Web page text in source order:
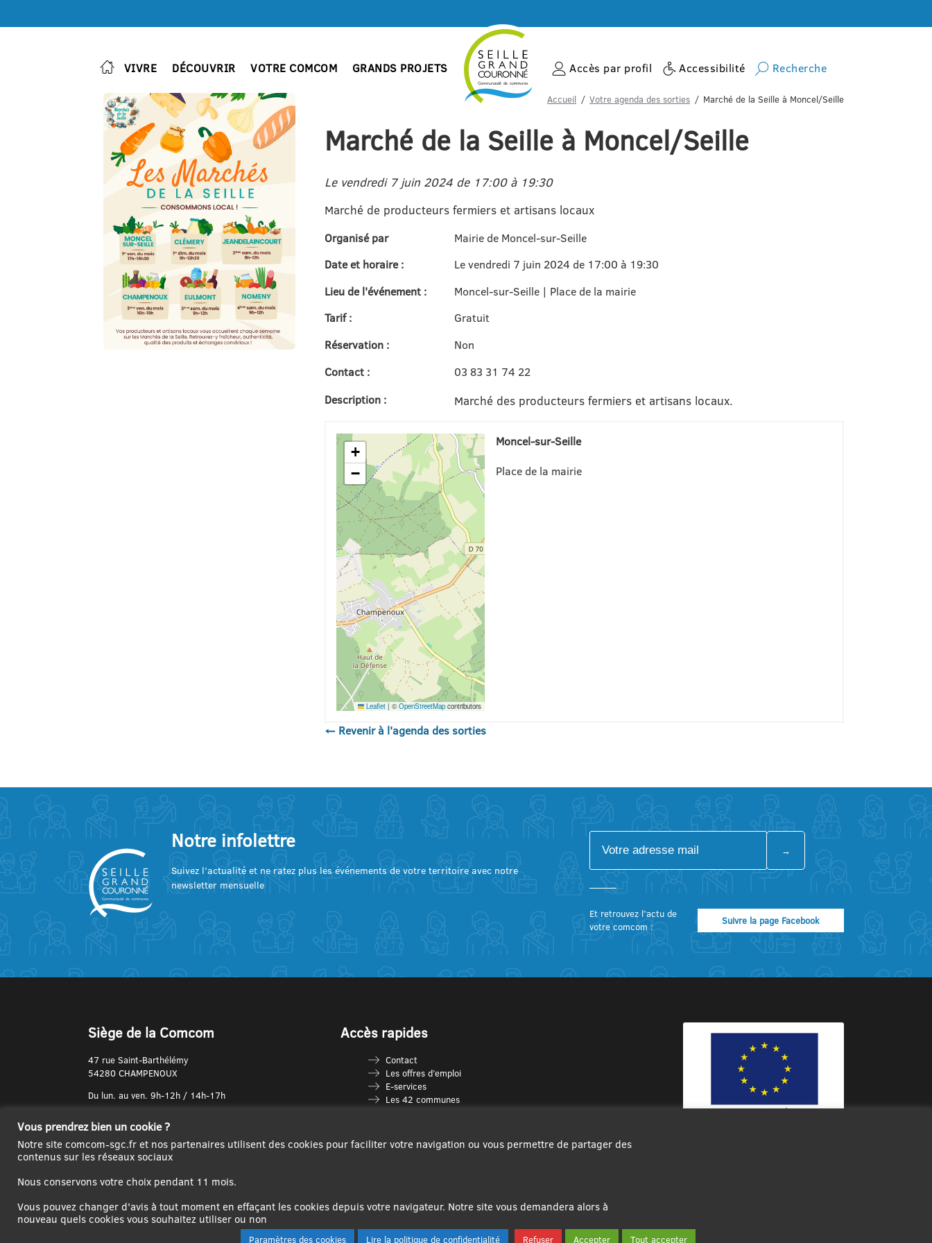
VIVRE DÉCOUVRIR VOTRE COMCOM GRANDS PROJETS Accès par profil Accessibilité Recherche
Accueil Votre agenda des sorties Marché de la Seille à Moncel/Seille
Marché de la Seille à Moncel/Seille
Le vendredi 7 juin 2024 de 17:00 à 19:30
Marché de producteurs fermiers et artisans locaux
Organisé par
Mairie de Moncel-sur-Seille
Date et horaire :
Le vendredi 7 juin 2024 de 17:00 à 19:30
Lieu de l'événement :
Moncel-sur-Seille | Place de la mairie
Tarif :
Gratuit
Réservation :
Non
Contact :
03 83 31 74 22
Description :
Marché des producteurs fermiers et artisans locaux.
+
−
Leaflet | ©OpenStreetMapcontributors
Moncel-sur-Seille
Place de la mairie
← Revenir à l'agenda des sorties
Notre infolettre
Suivez l’actualité et ne ratez plus les événements de votre territoire avec notre
newsletter mensuelle
Et retrouvez l’actu de
votre comcom :
Suivre la page Facebook
Siège de la Comcom
47 rue Saint-Barthélémy
54280 CHAMPENOUX
Du lun. au ven. 9h-12h / 14h-17h
03 83 31 74 37
Accès rapides
Contact
Les offres d’emploi
E-services
Les 42 communes
Espace France Services
Les séniors
Vous prendrez bien un cookie ?
Notre site comcom-sgc.fr et nos partenaires utilisent des cookies pour faciliter votre navigation ou vous permettre de partager des
contenus sur les réseaux sociaux
Nous conservons votre choix pendant 11 mois.
Vous pouvez changer d'avis à tout moment en effaçant les cookies depuis votre navigateur. Notre site vous demandera alors à
nouveau quels cookies vous souhaitez utiliser ou non
Paramètres des cookies Lire la politique de confidentialité Refuser Accepter Tout accepter